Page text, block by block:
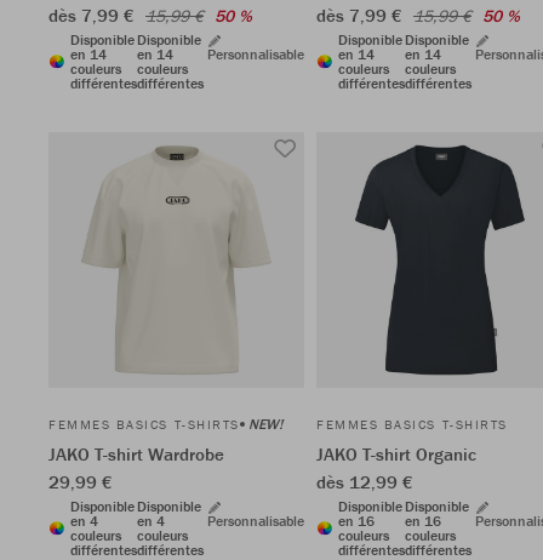
dès 7,99 € 15,99 € 50 %
Disponible
en 14
couleurs
différentes
Disponible
en 14
couleurs
différentes
Personnalisable
dès 7,99 € 15,99 € 50 %
Disponible
en 14
couleurs
différentes
Disponible
en 14
couleurs
différentes
FEMMES BASICS T-SHIRTS NEW!
JAKO T-shirt Wardrobe
29,99 €
Disponible
en 4
couleurs
différentes
Disponible
en 4
couleurs
différentes
Personnalisable
FEMMES BASICS T-SHIRTS
JAKO T-shirt Organic
dès 12,99 €
Disponible
en 16
couleurs
différentes
Disponible
en 16
couleurs
différentes